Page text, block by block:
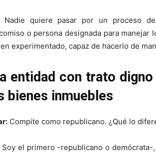
Nadie quiere pasar por un proceso
o persona designada para
experimentado, capaz de hacerlo de
entidad con trato
bienes inmuebles
Compite como republicano. ¿Qué lo
Soy el primero -republicano o